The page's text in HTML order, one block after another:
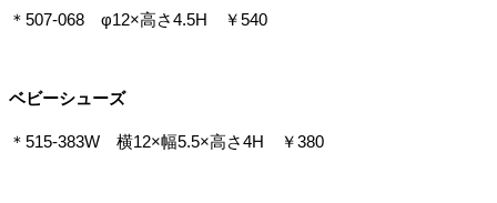
＊507-068 φ12×高さ4.5H ￥540
ベビーシューズ
＊515-383W 横12×幅5.5×高さ4H ￥380